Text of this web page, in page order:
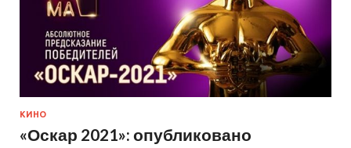
КИНО
«Оскар 2021»: опубликовано